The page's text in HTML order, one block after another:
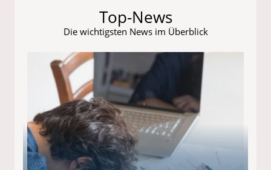
Top-News
Die wichtigsten News im Überblick